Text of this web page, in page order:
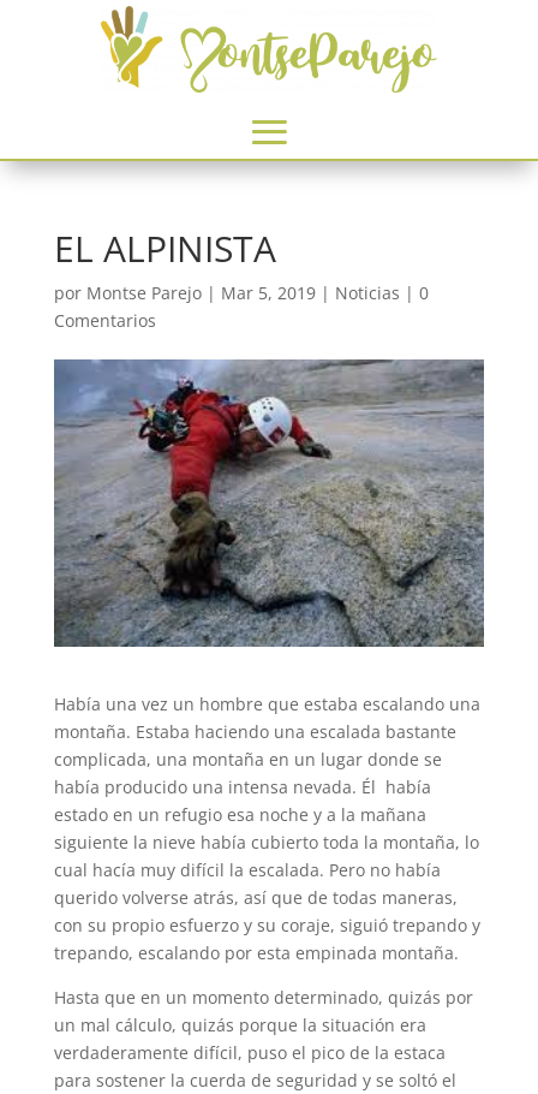
EL ALPINISTA
por Montse Parejo| Mar 5, 2019| Noticias | 0
Comentarios
Había una vez un hombre que estaba escalando una
montaña. Estaba haciendo una escalada bastante
complicada, una montaña en un lugar donde se
había producido una intensa nevada. Él había
estado en un refugio esa noche y a la mañana
siguiente la nieve había cubierto toda la montaña, lo
cual hacía muy difícil la escalada. Pero no había
querido volverse atrás, así que de todas maneras,
con su propio esfuerzo y su coraje, siguió trepando y
trepando, escalando por esta empinada montaña.
Hasta que en un momento determinado, quizás por
un mal cálculo, quizás porque la situación era
verdaderamente difícil, puso el pico de la estaca
para sostener la cuerda de seguridad y se soltó el